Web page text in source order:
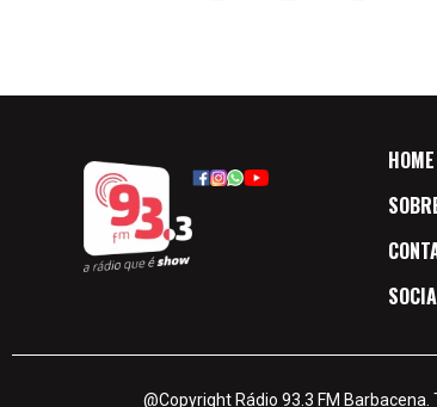
HOME
@Copyright Rádio 93.3 FM